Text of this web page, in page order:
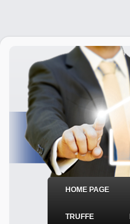
HOME PAGE
TRUFFE